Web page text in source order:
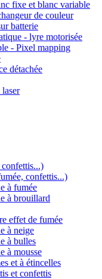
fixe et blanc variable
de couleur
batterie
- lyre motorisée
- Pixel mapping
détachée
confettis...)
à fumée
à brouillard
effet de fumée
à neige
à bulles
à mousse
et à étincelles
et confettis